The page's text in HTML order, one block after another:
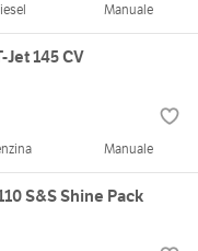
Manuale
Jet 145 CV
Manuale
S&S Shine Pack